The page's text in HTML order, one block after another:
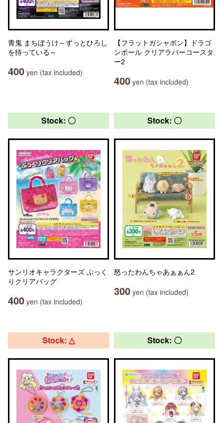
青鬼 まちぼうけ～ずっとひろし
を待っている～
400 yen (tax included)
【フラットガシャポン】ドラゴ
ンボール クリアラバーコースタ
ー2
400 yen (tax included)
Stock: 〇
サンリオキャラクターズ ぷっく
りクリアバッグ
400 yen (tax included)
Stock: 〇
怒ったわんちゃあぁぁん2
300 yen (tax included)
Stock: △ Stock: 〇